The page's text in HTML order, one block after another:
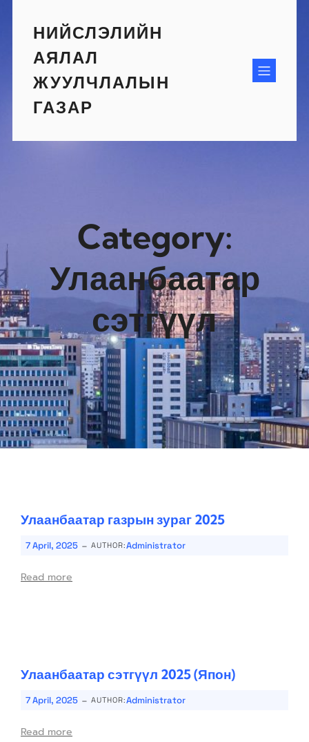
contentНИЙСЛЭЛИЙН
АЯЛАЛ
ЖУУЛЧЛАЛЫН
ГАЗАР
Category:
Улаанбаатар
сэтгүүл
Улаанбаатар газрын зураг 2025
7 April, 2025 - AUTHOR:Administrator
Read more
Улаанбаатар сэтгүүл 2025 (Япон)
7 April, 2025 - AUTHOR:Administrator
Read more